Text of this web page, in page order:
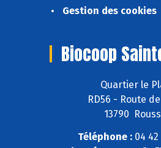
Gestion des cookies
Biocoop
Quartier le
RD56 - Route
13790
Téléphone : 04 42